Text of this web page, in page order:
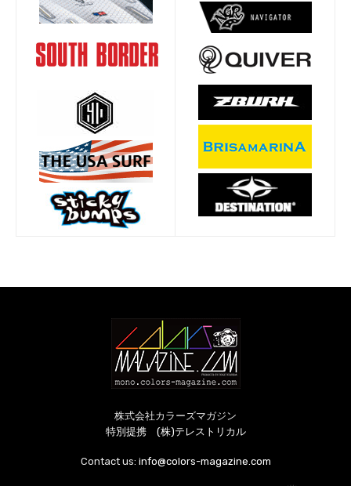
株式会社カラーズマガジン
特別提携 (株)テレストリカル
Contact us: info@colors-magazine.com